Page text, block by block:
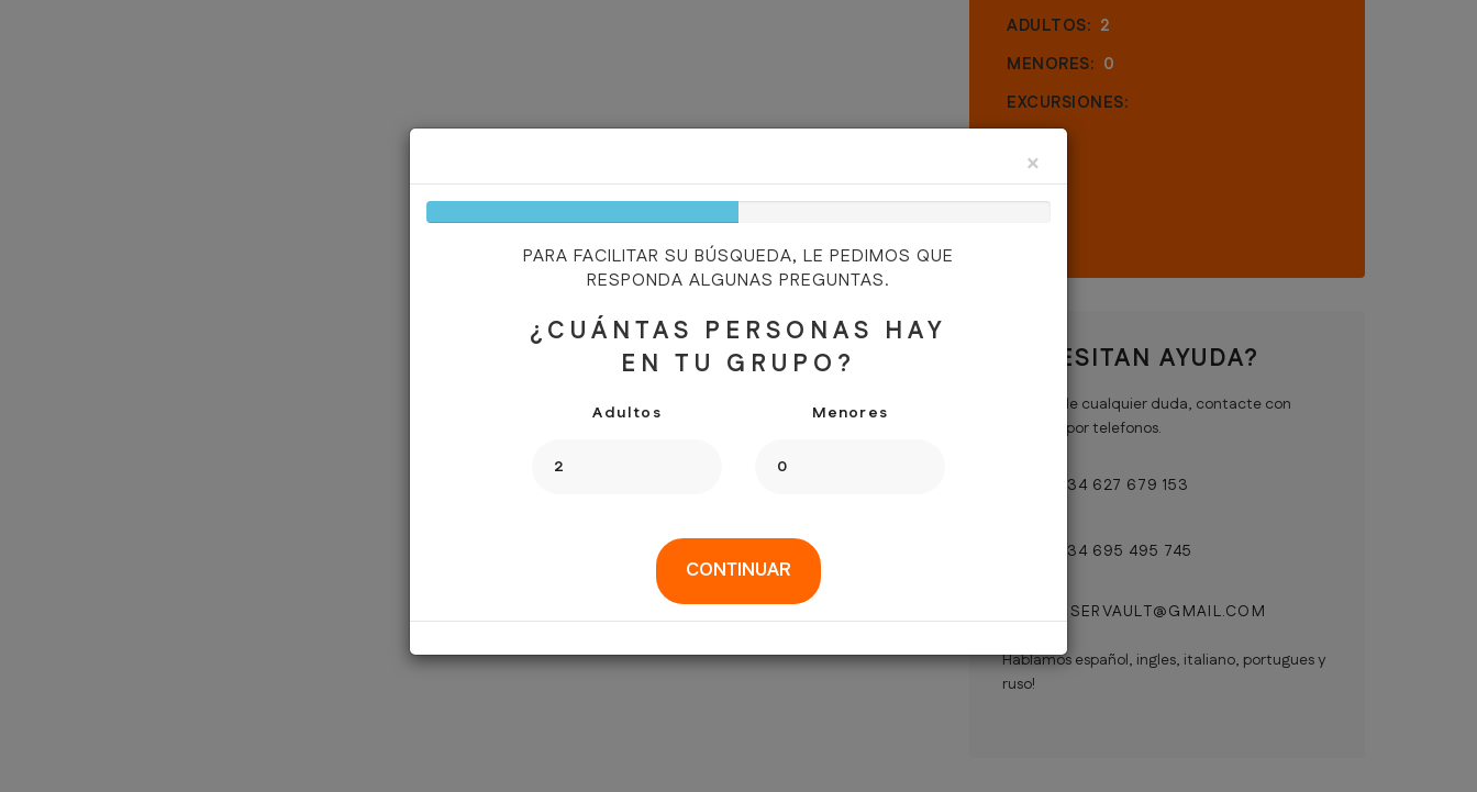
ADULTOS: 2
MENORES: 0
EXCURSIONES:
NECESITAN AYUDA?
En caso de cualquier duda, contacte con
nosotros por telefonos.
+ 34 627 679 153
+ 34 695 495 745
RESERVAULT@GMAIL.COM
Hablamos español, ingles, italiano, portugues y
ruso!
×
PARA FACILITAR SU BÚSQUEDA, LE PEDIMOS QUE
RESPONDA ALGUNAS PREGUNTAS.
¿CUÁNTAS PERSONAS HAY
EN TU GRUPO?
Adultos Menores
CONTINUAR